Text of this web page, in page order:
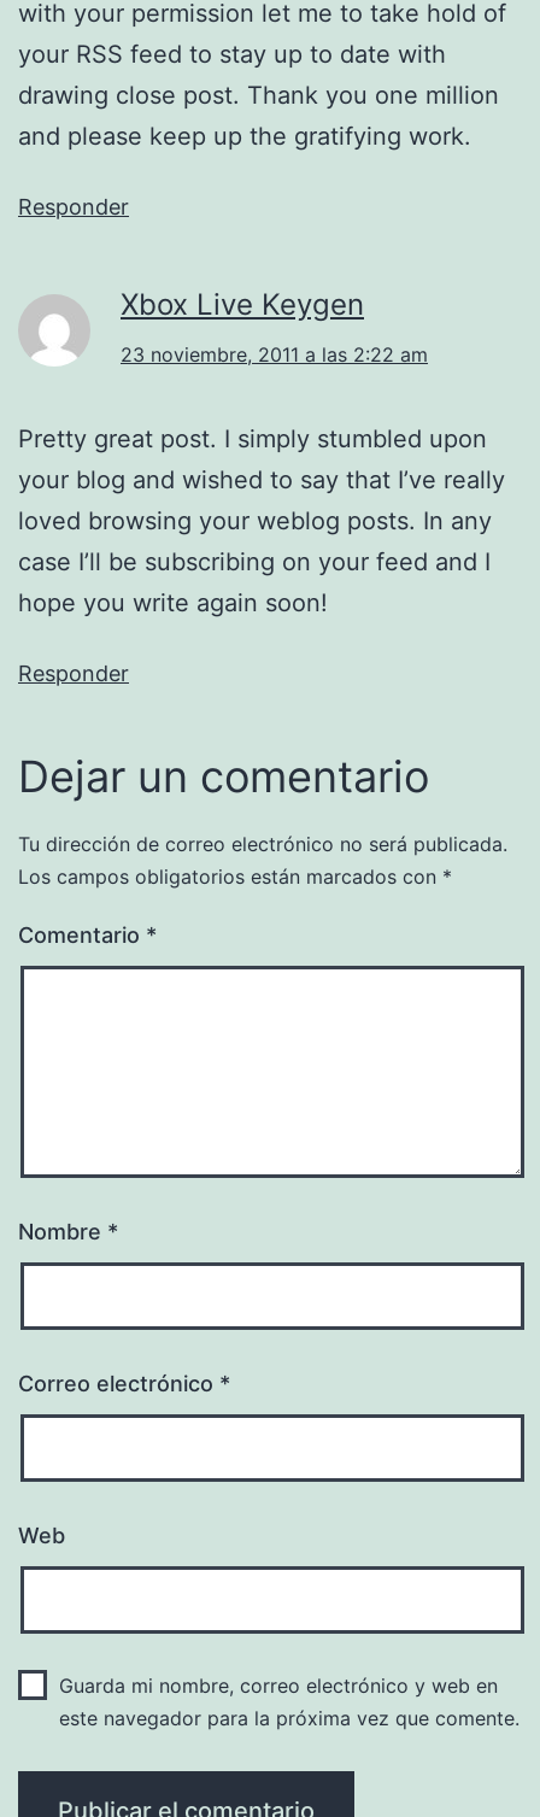
with your permission let me to take hold of
your RSS feed to stay up to date with
drawing close post. Thank you one million
and please keep up the gratifying work.
Responder
Xbox Live Keygen
23 noviembre, 2011 a las 2:22 am
Pretty great post. I simply stumbled upon
your blog and wished to say that I’ve really
loved browsing your weblog posts. In any
case I’ll be subscribing on your feed and I
hope you write again soon!
Responder
Dejar un comentario
Tu dirección de correo electrónico no será publicada.
Los campos obligatorios están marcados con *
Comentario *
Nombre *
Correo electrónico *
Web
Guarda mi nombre, correo electrónico y web en
este navegador para la próxima vez que comente.